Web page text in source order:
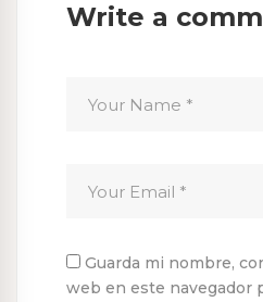
Write a
Guarda mi nombre,
web en este navegador